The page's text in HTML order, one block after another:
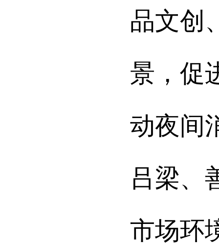
品文创
景，促
动夜间
吕梁、
市场环